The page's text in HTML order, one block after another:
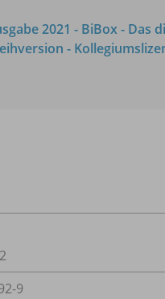
2021 - BiBox - Das
-
9